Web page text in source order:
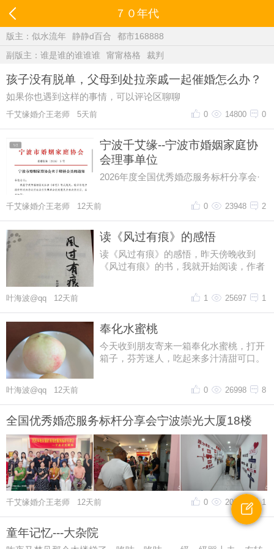
７０年代
版主： 似水流年 静静d百合
都市168888
副版主： 谁是谁的谁谁谁 甯甯格格 裁判